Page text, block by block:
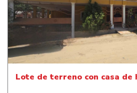
Lote de terreno con casa
Lote de terreno con casa de